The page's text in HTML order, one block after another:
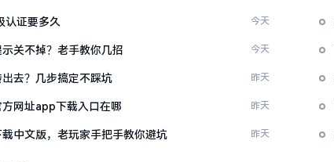
证要多久 今天
关不掉？老手教你几招 今天
去？几步搞定不踩坑 昨天
网址app下载入口在哪 昨天
中文版，老玩家手把手教你避坑 昨天